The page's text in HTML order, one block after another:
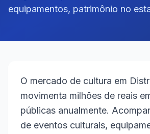
equipamentos, patrimônio no
O mercado de cultura em
movimenta milhões de reais
públicas anualmente.
de eventos culturais,